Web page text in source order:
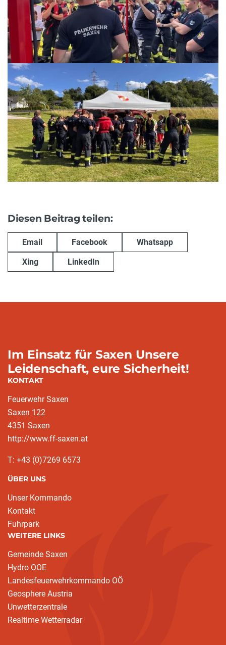
Diesen Beitrag teilen:
Email Facebook Whatsapp
Xing LinkedIn
Im Einsatz für Saxen Unsere
Leidenschaft, eure Sicherheit!
KONTAKT
Feuerwehr Saxen
Saxen 122
4351 Saxen
http://www.ff-saxen.at
T: +43 (0)7269 6573
ÜBER UNS
Unser Kommando
Kontakt
Fuhrpark
WEITERE LINKS
Gemeinde Saxen
Hydro OOE
Landesfeuerwehrkommando OÖ
Geosphere Austria
Unwetterzentrale
Realtime Wetterradar